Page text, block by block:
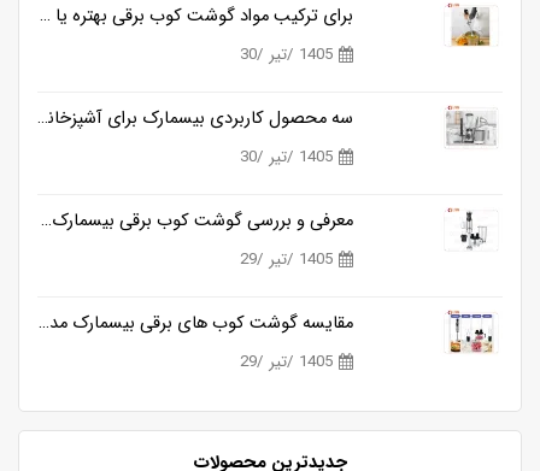
برای ترکیب مواد گوشت کوب برقی بهتره یا مخلوط کن؟
1405 /تیر /30
سه محصول کاربردی بیسمارک برای آشپزخانه های مدرن
1405 /تیر /30
معرفی و بررسی گوشت کوب برقی بیسمارک مدل BM3315
1405 /تیر /29
مقایسه گوشت کوب های برقی بیسمارک مدل BM3315 و BM3316
1405 /تیر /29
جدیدترین محصولات